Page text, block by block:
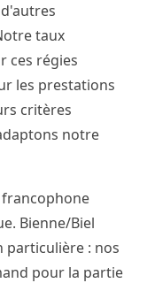
taux
ces régies
les prestations
critères
notre
francophone
Bienne/Biel
: nos
pour la partie